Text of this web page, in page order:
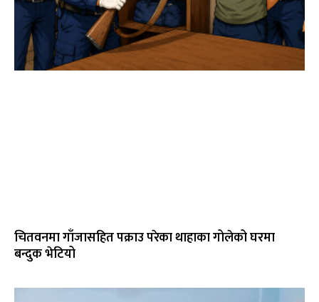
चितवनमा गाँजासहित पक्राउ परेका थाहाका गोलेको घरमा
बन्दुक भेटियो